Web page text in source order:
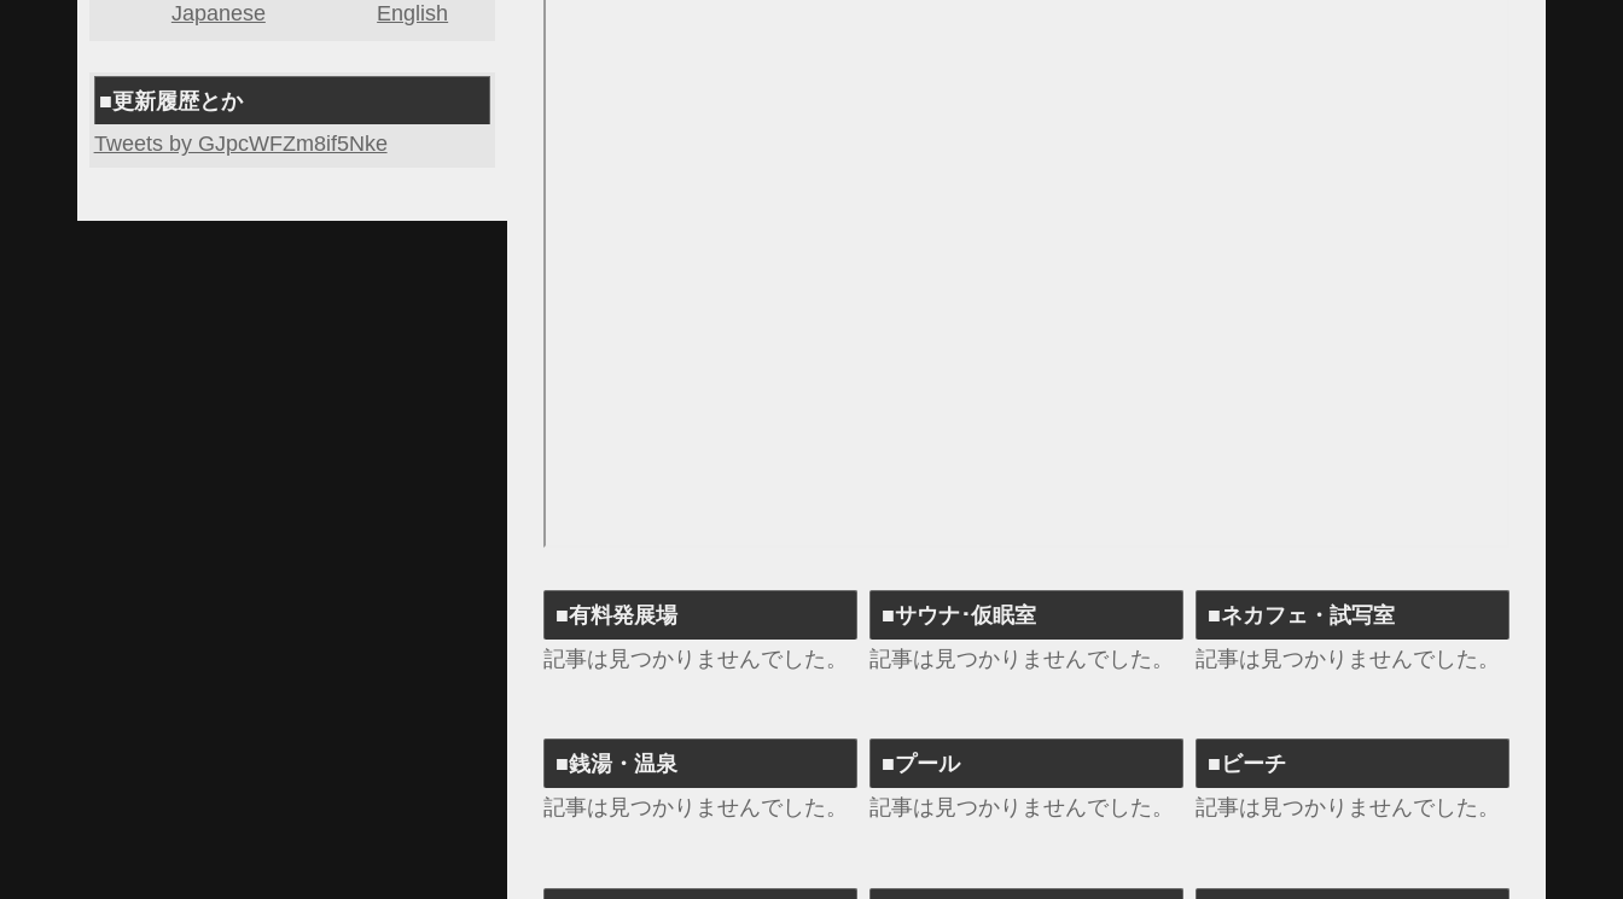
■有料発展場
記事は見つかりませんでした。
■サウナ･仮眠室
記事は見つかりませんでした。
■ネカフェ・試写室
記事は見つかりませんでした。
■銭湯・温泉
記事は見つかりませんでした。
■プール
記事は見つかりませんでした。
■ビーチ
記事は見つかりませんでした。
Japanese
English
■更新履歴とか
Tweets by GJpcWFZm8if5Nke